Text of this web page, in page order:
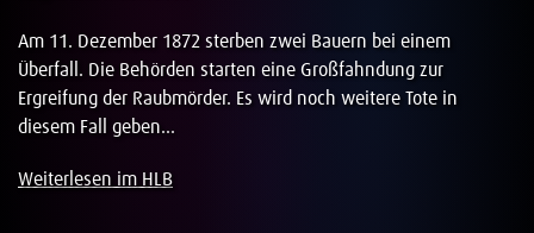
Am 11. Dezember 1872 sterben zwei Bauern bei einem
Überfall. Die Behörden starten eine Großfahndung zur
Ergreifung der Raubmörder. Es wird noch weitere Tote in
diesem Fall geben...
Weiterlesen im HLB